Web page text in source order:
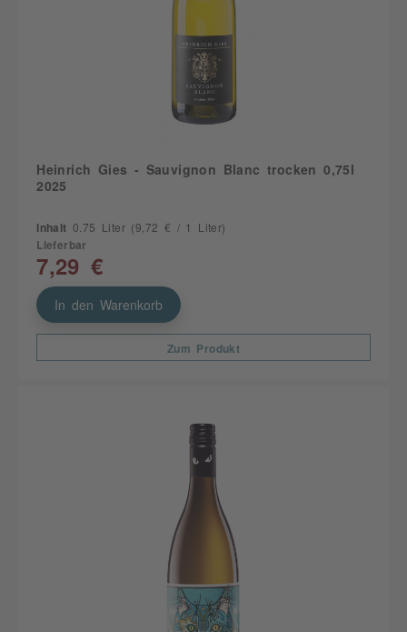
Heinrich Gies - Sauvignon Blanc trocken 0,75l
2025
Inhalt 0.75 Liter (9,72 € / 1 Liter)
Lieferbar
7,29 €
In den Warenkorb
Zum Produkt